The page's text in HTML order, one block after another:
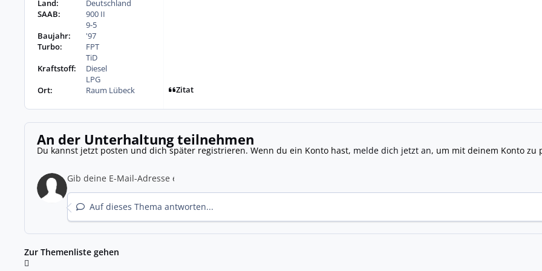
Land:
Deutschland
SAAB:
900 II
9-5
Baujahr:
'97
Turbo:
FPT
TiD
Kraftstoff:
Diesel
LPG
Ort:
Raum Lübeck Zitat
An der Unterhaltung teilnehmen
Du kannst jetzt posten und dich später registrieren. Wenn du ein Konto hast, melde dich jetzt an, um mit deinem Konto zu
Auf dieses Thema antworten...
Zur Themenliste gehen